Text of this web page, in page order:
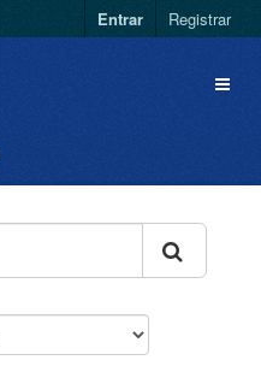
Entrar Registrar